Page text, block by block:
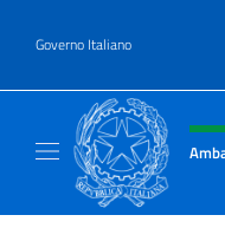
Governo Italiano
Intestazione